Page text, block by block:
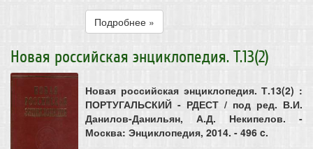
Подробнее »
Новая российская энциклопедия. Т.13(2)
Новая российская энциклопедия. Т.13(2) :
ПОРТУГАЛЬСКИЙ - РДЕСТ / под ред. В.И.
Данилов-Данильян, А.Д. Некипелов. -
Москва: Энциклопедия, 2014. - 496 c.